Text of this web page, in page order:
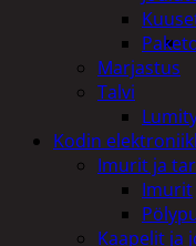
Marjastus
Talvi
Kodin
Imurit ja
Imurit
Kaapelit ja